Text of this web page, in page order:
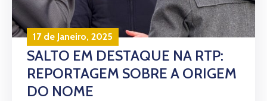
17 de Janeiro, 2025
SALTO EM DESTAQUE NA RTP:
REPORTAGEM SOBRE A ORIGEM
DO NOME